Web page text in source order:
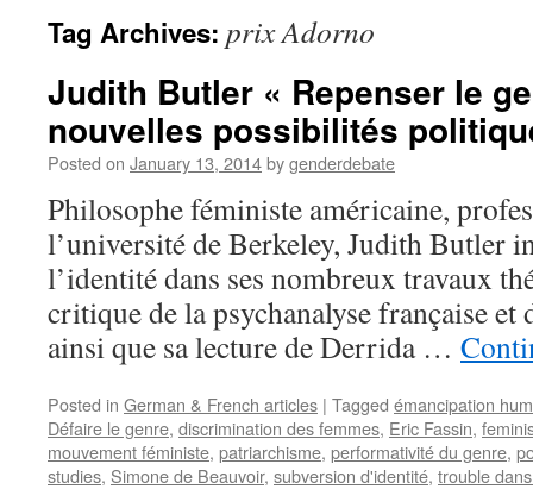
Tag Archives: prix Adorno
Judith Butler « Repenser le
nouvelles possibilités
Posted on January 13, 2014bygenderdebate
Philosophe féministe américaine,
l’université de Berkeley, Judith Butler
l’identité dans ses nombreux travaux
critique de la psychanalyse française et
ainsi que sa lecture de Derrida …
Posted in German & French articles | Tagged émancipation
Défaire le genre, discrimination des femmes, Eric Fassin,
mouvement féministe, patriarchisme, performativité du genre,
studies, Simone de Beauvoir, subversion d'identité, trouble